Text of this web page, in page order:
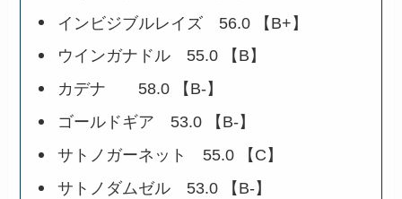
インビジブルレイズ 56.0 【B+】
ウインガナドル 55.0 【B】
カデナ 58.0 【B-】
ゴールドギア 53.0 【B-】
サトノガーネット 55.0 【C】
サトノダムゼル 53.0 【B-】